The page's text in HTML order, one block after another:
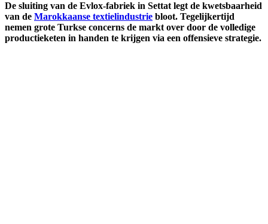
De sluiting van de Evlox-fabriek in Settat legt de kwetsbaarheid
van de Marokkaanse textielindustrie bloot. Tegelijkertijd
nemen grote Turkse concerns de markt over door de volledige
productieketen in handen te krijgen via een offensieve strategie.